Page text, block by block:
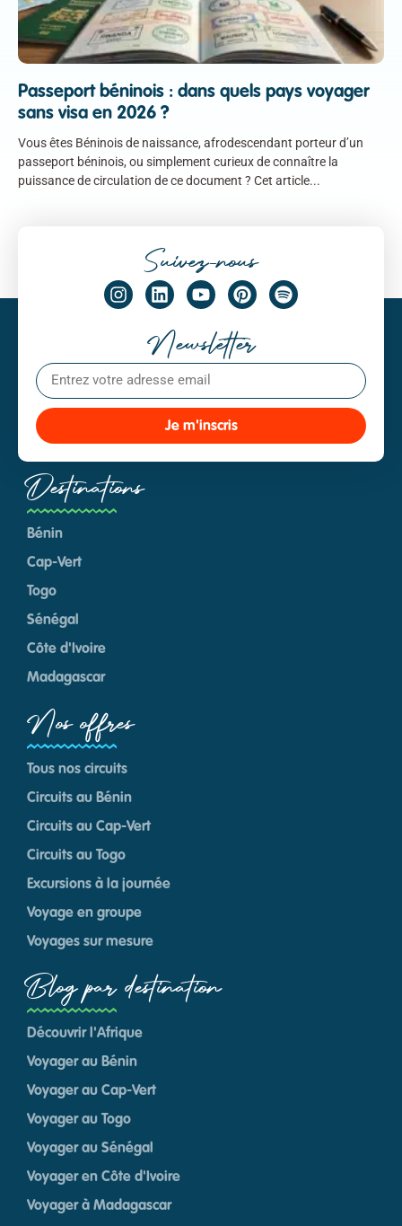
Passeport béninois : dans quels pays voyager
sans visa en 2026 ?
Vous êtes Béninois de naissance, afrodescendant porteur d’un
passeport béninois, ou simplement curieux de connaître la
puissance de circulation de ce document ? Cet article
Suivez-nous
Newsletter
Je m'inscris
Destinations
Bénin
Cap-Vert
Togo
Sénégal
Côte d'Ivoire
Madagascar
Nos offres
Tous nos circuits
Circuits au Bénin
Circuits au Cap-Vert
Circuits au Togo
Excursions à la journée
Voyage en groupe
Voyages sur mesure
Blog par destination
Découvrir l'Afrique
Voyager au Bénin
Voyager au Cap-Vert
Voyager au Togo
Voyager au Sénégal
Voyager en Côte d'Ivoire
Voyager à Madagascar